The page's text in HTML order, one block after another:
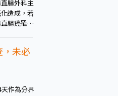
腸外科主
造成，若
腸癌罹患
，未必
作為分界